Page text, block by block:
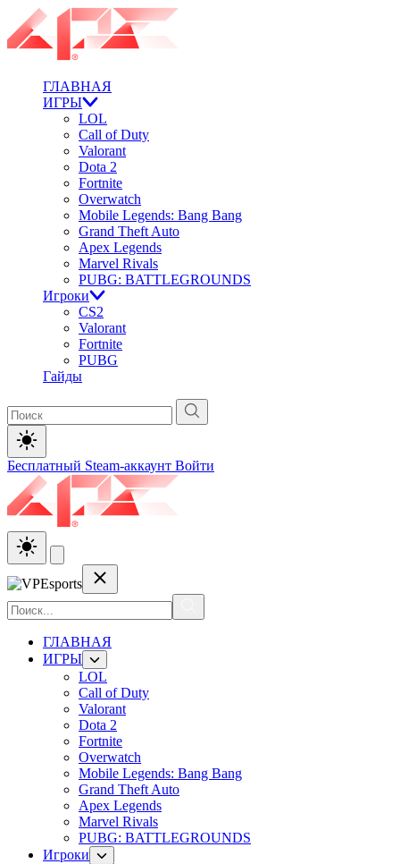
ГЛАВНАЯ
ИГРЫ
LOL
Call of Duty
Valorant
Dota 2
Fortnite
Overwatch
Mobile Legends: Bang Bang
Grand Theft Auto
Apex Legends
Marvel Rivals
PUBG: BATTLEGROUNDS
Игроки
CS2
Valorant
Fortnite
PUBG
Гайды
Бесплатный Steam-аккаунт Войти
ГЛАВНАЯ
ИГРЫ
LOL
Call of Duty
Valorant
Dota 2
Fortnite
Overwatch
Mobile Legends: Bang Bang
Grand Theft Auto
Apex Legends
Marvel Rivals
PUBG: BATTLEGROUNDS
Игроки